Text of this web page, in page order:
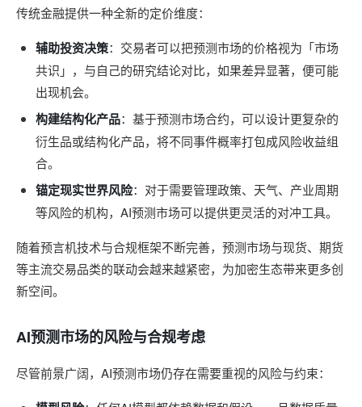
传统金融提供一种全新的定价维度：
辅助投资决策：交易者可以把预测市场的价格视为「市场
共识」，与自己的研究结论对比，如果差异显著，便可能
出现机会。
构建结构化产品：基于预测市场合约，可以设计更复杂的
衍生品或结构化产品，将不同事件概率打包成风险收益组
合。
锚定现实世界风险：对于需要管理政策、天气、产业周期
等风险的机构，AI预测市场可以提供更灵活的对冲工具。
随着预言机技术与合规框架不断完善，预测市场与现货、期货
等主流交易品类的联动会越来越紧密，为加密生态带来更多创
新空间。
AI预测市场的风险与合规考虑
尽管前景广阔，AI预测市场仍存在需要重视的风险与约束：